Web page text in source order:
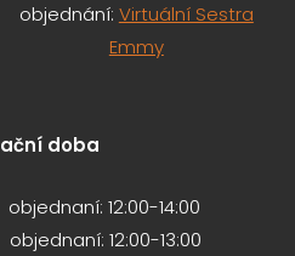
objednání: Virtuální Sestra
Emmy
doba
12:00-14:00
12:00-13:00